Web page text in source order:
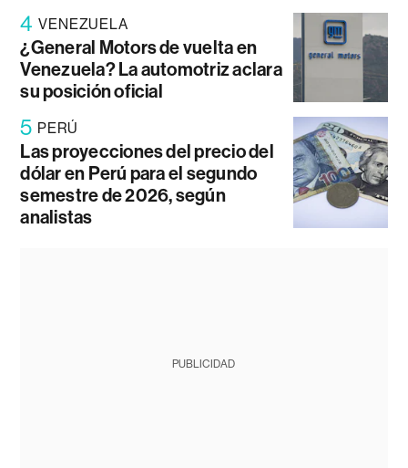
4 VENEZUELA
¿General Motors de vuelta en
Venezuela? La automotriz aclara
su posición oficial
5 PERÚ
Las proyecciones del precio del
dólar en Perú para el segundo
semestre de 2026, según
analistas
PUBLICIDAD